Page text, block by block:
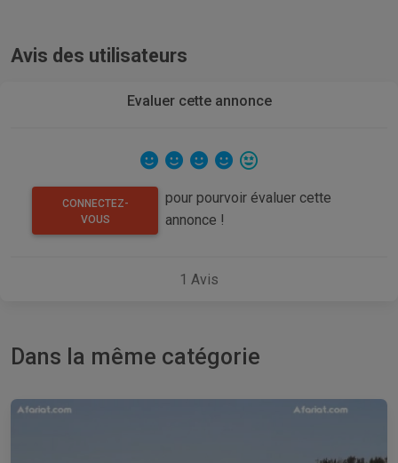
Avis des utilisateurs
Evaluer cette annonce
CONNECTEZ-
VOUS
pour pourvoir évaluer cette
annonce !
1 Avis
Dans la même catégorie